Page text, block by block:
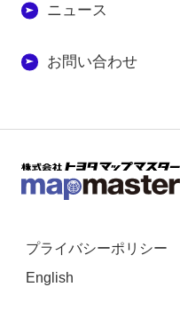
ニュース
お問い合わせ
プライバシーポリシー
English